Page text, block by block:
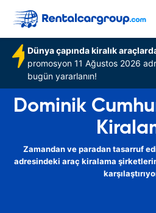
Dünya çapında kiralık
promosyon 11 Ağustos 2026
bugün yararlanın!
Dominik
Zamandan ve paradan tasarruf
adresindeki araç kiralama